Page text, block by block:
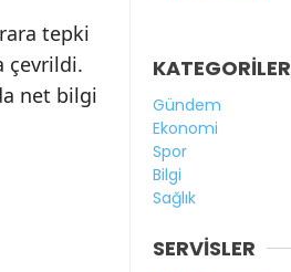
tepki
çevrildi.
net bilgi
KATEGORİLER
Gündem
Ekonomi
Spor
Bilgi
Sağlık
SERVİSLER